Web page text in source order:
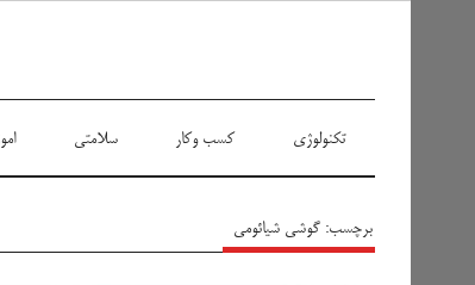
سیاه پوش
تکنولوژی کسب وکار سلامتی
برچسب: گوشی شیائومی